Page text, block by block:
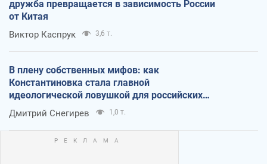
дружба превращается в зависимость России
от Китая
Виктор Каспрук 3,6 т.
В плену собственных мифов: как
Константиновка стала главной
идеологической ловушкой для российских
оккупантов
Дмитрий Снегирев 1,0 т.